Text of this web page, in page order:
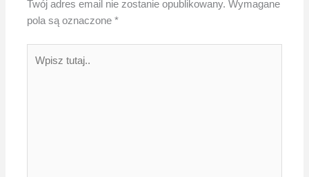
Twój adres email nie zostanie opublikowany. Wymagane
pola są oznaczone*
tutaj..